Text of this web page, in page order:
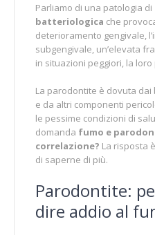
Parliamo di una patologia di
batteriologica che
deterioramento gengivale,
subgengivale, un’elevata
in situazioni peggiori, la loro
La parodontite è dovuta
e da altri componenti
le pessime condizioni di
domanda fumo e
correlazione? La risposta
di saperne di più.
Parodontite:
dire addio al